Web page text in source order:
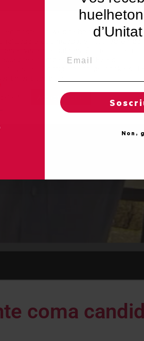
coma
en nòste lòc web tà balhar ar usuari ua
e optimizada, en tot rebrembar
e visites regulares. En hèr clic en
er emplec de TOTES es
pòt visitar "Configuracion de cookies" tà
controlat.
Acceptar totes
Non,